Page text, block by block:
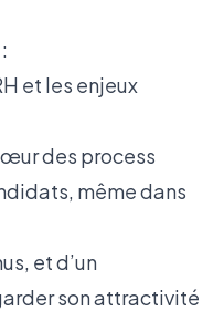
et les enjeux
des process
même dans
et d’un
son attractivité